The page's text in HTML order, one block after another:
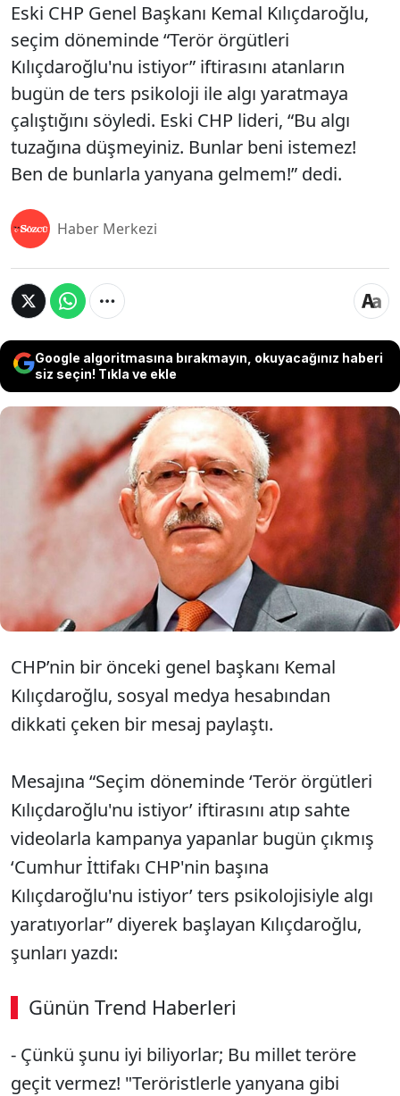
Eski CHP Genel Başkanı Kemal Kılıçdaroğlu,
seçim döneminde “Terör örgütleri
Kılıçdaroğlu'nu istiyor” iftirasını atanların
bugün de ters psikoloji ile algı yaratmaya
çalıştığını söyledi. Eski CHP lideri, “Bu algı
tuzağına düşmeyiniz. Bunlar beni istemez!
Ben de bunlarla yanyana gelmem!” dedi.
Haber Merkezi
Google algoritmasına bırakmayın, okuyacağınız haberi
siz seçin! Tıkla ve ekle
Eski CHP Genel Başkanı Kemal Kılıçdaroğlu,
seçim döneminde “Terör örgütleri
Kılıçdaroğlu'nu istiyor” iftirasını atanların bugün
de ters psikoloji ile algı yaratmaya çalıştığını
söyledi. Eski CHP lideri, “Bu algı tuzağına
düşmeyiniz. Bunlar beni istemez! Ben de
bunlarla yanyana gelmem!” dedi.
CHP’nin bir önceki genel başkanı Kemal
Kılıçdaroğlu, sosyal medya hesabından
dikkati çeken bir mesaj paylaştı.
Mesajına “Seçim döneminde ‘Terör örgütleri
Kılıçdaroğlu'nu istiyor’ iftirasını atıp sahte
videolarla kampanya yapanlar bugün çıkmış
‘Cumhur İttifakı CHP'nin başına
Kılıçdaroğlu'nu istiyor’ ters psikolojisiyle algı
yaratıyorlar” diyerek başlayan Kılıçdaroğlu,
şunları yazdı:
Günün Trend Haberleri
00:02 / 02:14
Sesi Aç
- Çünkü şunu iyi biliyorlar; Bu millet teröre
geçit vermez! "Teröristlerle yanyana gibi